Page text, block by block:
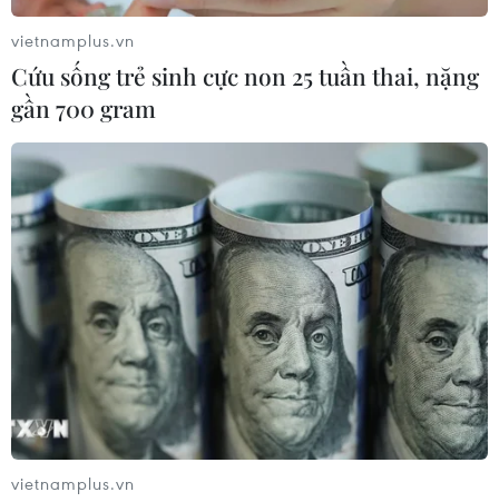
vietnamplus.vn
Cứu sống trẻ sinh cực non 25 tuần thai, nặng
gần 700 gram
vietnamplus.vn